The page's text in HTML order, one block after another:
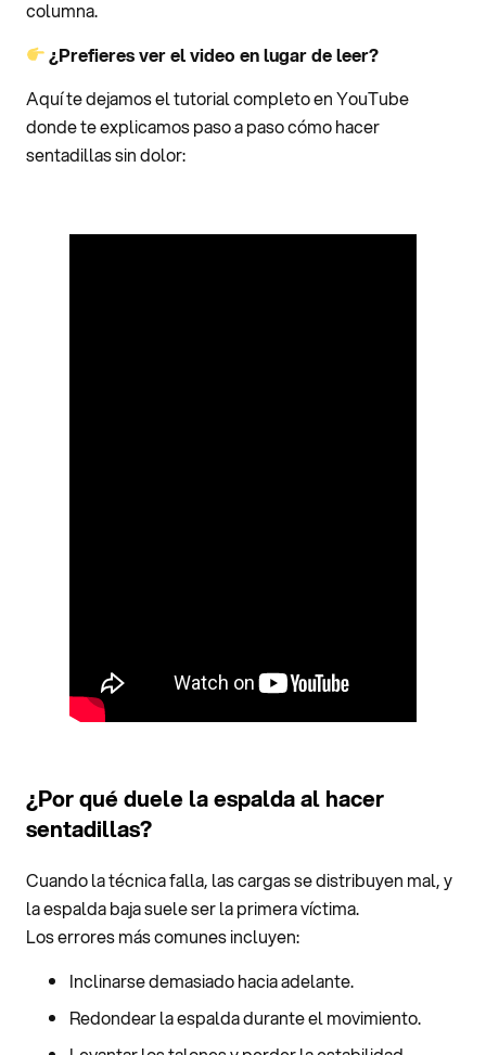
columna.
¿Prefieres ver el video en lugar de leer?
Aquí te dejamos el tutorial completo en YouTube
donde te explicamos paso a paso cómo hacer
sentadillas sin dolor:
¿Por qué duele la espalda al hacer
sentadillas?
Cuando la técnica falla, las cargas se distribuyen mal, y
la espalda baja suele ser la primera víctima.
Los errores más comunes incluyen:
Inclinarse demasiado hacia adelante.
Redondear la espalda durante el movimiento.